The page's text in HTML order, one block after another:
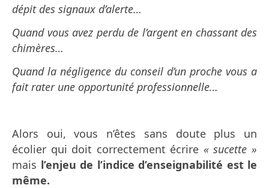
dépit des signaux d’alerte…
Quand vous avez perdu de l’argent en chassant des
chimères…
Quand la négligence du conseil d’un proche vous a
fait rater une opportunité professionnelle…
Alors oui, vous n’êtes sans doute plus un
écolier qui doit correctement écrire « sucette »
mais l’enjeu de l’indice d’enseignabilité est le
même.